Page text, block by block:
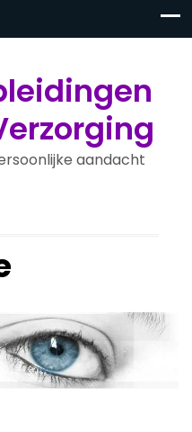
aandacht